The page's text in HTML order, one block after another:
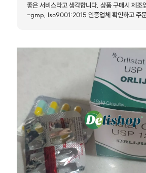
좋은 서비스라고 생각합니다. 상품 구매시 제
-gmp, Iso9001:2015 인증업체 확인하고 주